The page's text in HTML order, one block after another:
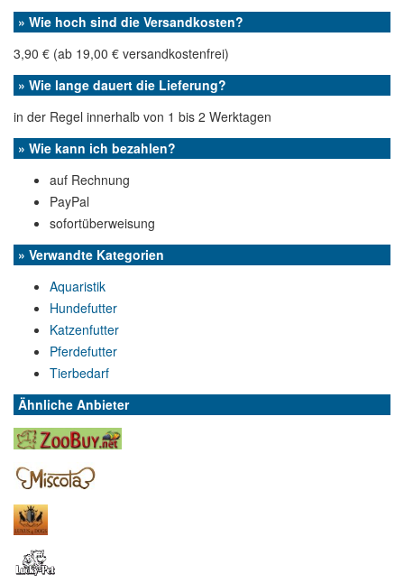
» Wie hoch sind die Versandkosten?
3,90 € (ab 19,00 € versandkostenfrei)
» Wie lange dauert die Lieferung?
in der Regel innerhalb von 1 bis 2 Werktagen
» Wie kann ich bezahlen?
auf Rechnung
PayPal
sofortüberweisung
» Verwandte Kategorien
Aquaristik
Hundefutter
Katzenfutter
Pferdefutter
Tierbedarf
Ähnliche Anbieter